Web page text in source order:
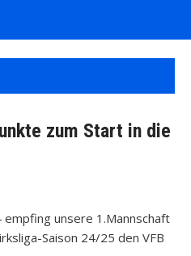
zum Start in die
unsere 1.Mannschaft
Saison 24/25 den VFB